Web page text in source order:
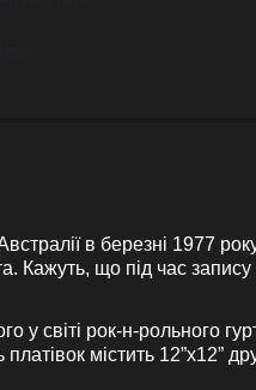
в березні 1977
Кажуть, що під час
світі рок-н-рольного
містить